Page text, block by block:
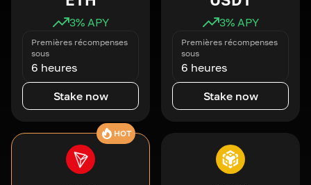
3% APY
Premières récompenses
sous
6 heures
Stake now
3% APY
Premières récompenses
sous
6 heures
Stake now
HOT